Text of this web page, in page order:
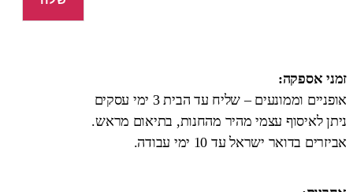
זמני אספקה:
אופניים וממונעים – שליח עד הבית 3 ימי עסקים
ניתן לאיסוף עצמי מהיר מהחנות, בתיאום מראש.
אביזרים בדואר ישראל עד 10 ימי עבודה.